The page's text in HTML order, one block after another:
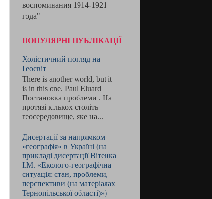
воспоминания 1914-1921
года"
ПОПУЛЯРНІ ПУБЛІКАЦІЇ
Холістичний погляд на
Геосвіт
There is another world, but it
is in this one. Paul Eluard
Постановка проблеми . На
протязі кількох століть
геосередовище, яке на...
Дисертації за напрямком
«географія» в Україні (на
прикладі дисертації Вітенка
І.М. «Еколого-географічна
ситуація: стан, проблеми,
перспективи (на матеріалах
Тернопільської області)»)